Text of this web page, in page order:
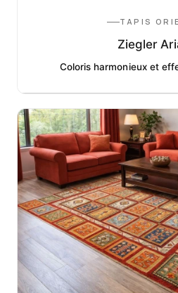
TAPIS
Ziegler
Coloris harmonieux et